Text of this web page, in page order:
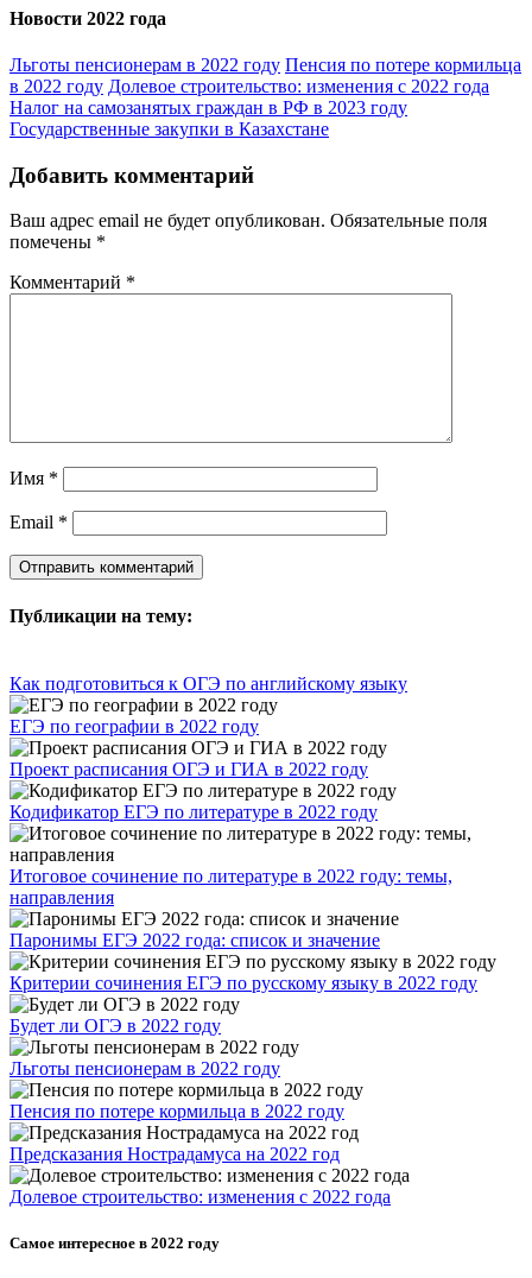
Новости 2022 года
Льготы пенсионерам в 2022 году Пенсия по потере кормильца
в 2022 году Долевое строительство: изменения с 2022 года
Налог на самозанятых граждан в РФ в 2023 году
Государственные закупки в Казахстане
Добавить комментарий
Ваш адрес email не будет опубликован. Обязательные поля
помечены *
Комментарий *
Имя *
Email *
Публикации на тему:
Как подготовиться к ОГЭ по английскому языку
ЕГЭ по географии в 2022 году
Проект расписания ОГЭ и ГИА в 2022 году
Кодификатор ЕГЭ по литературе в 2022 году
Итоговое сочинение по литературе в 2022 году: темы,
направления
Паронимы ЕГЭ 2022 года: список и значение
Критерии сочинения ЕГЭ по русскому языку в 2022 году
Будет ли ОГЭ в 2022 году
Льготы пенсионерам в 2022 году
Пенсия по потере кормильца в 2022 году
Предсказания Нострадамуса на 2022 год
Долевое строительство: изменения с 2022 года
Самое интересное в 2022 году